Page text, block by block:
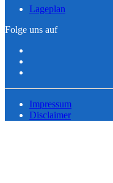
Lageplan
Folge uns auf
Impressum
Disclaimer